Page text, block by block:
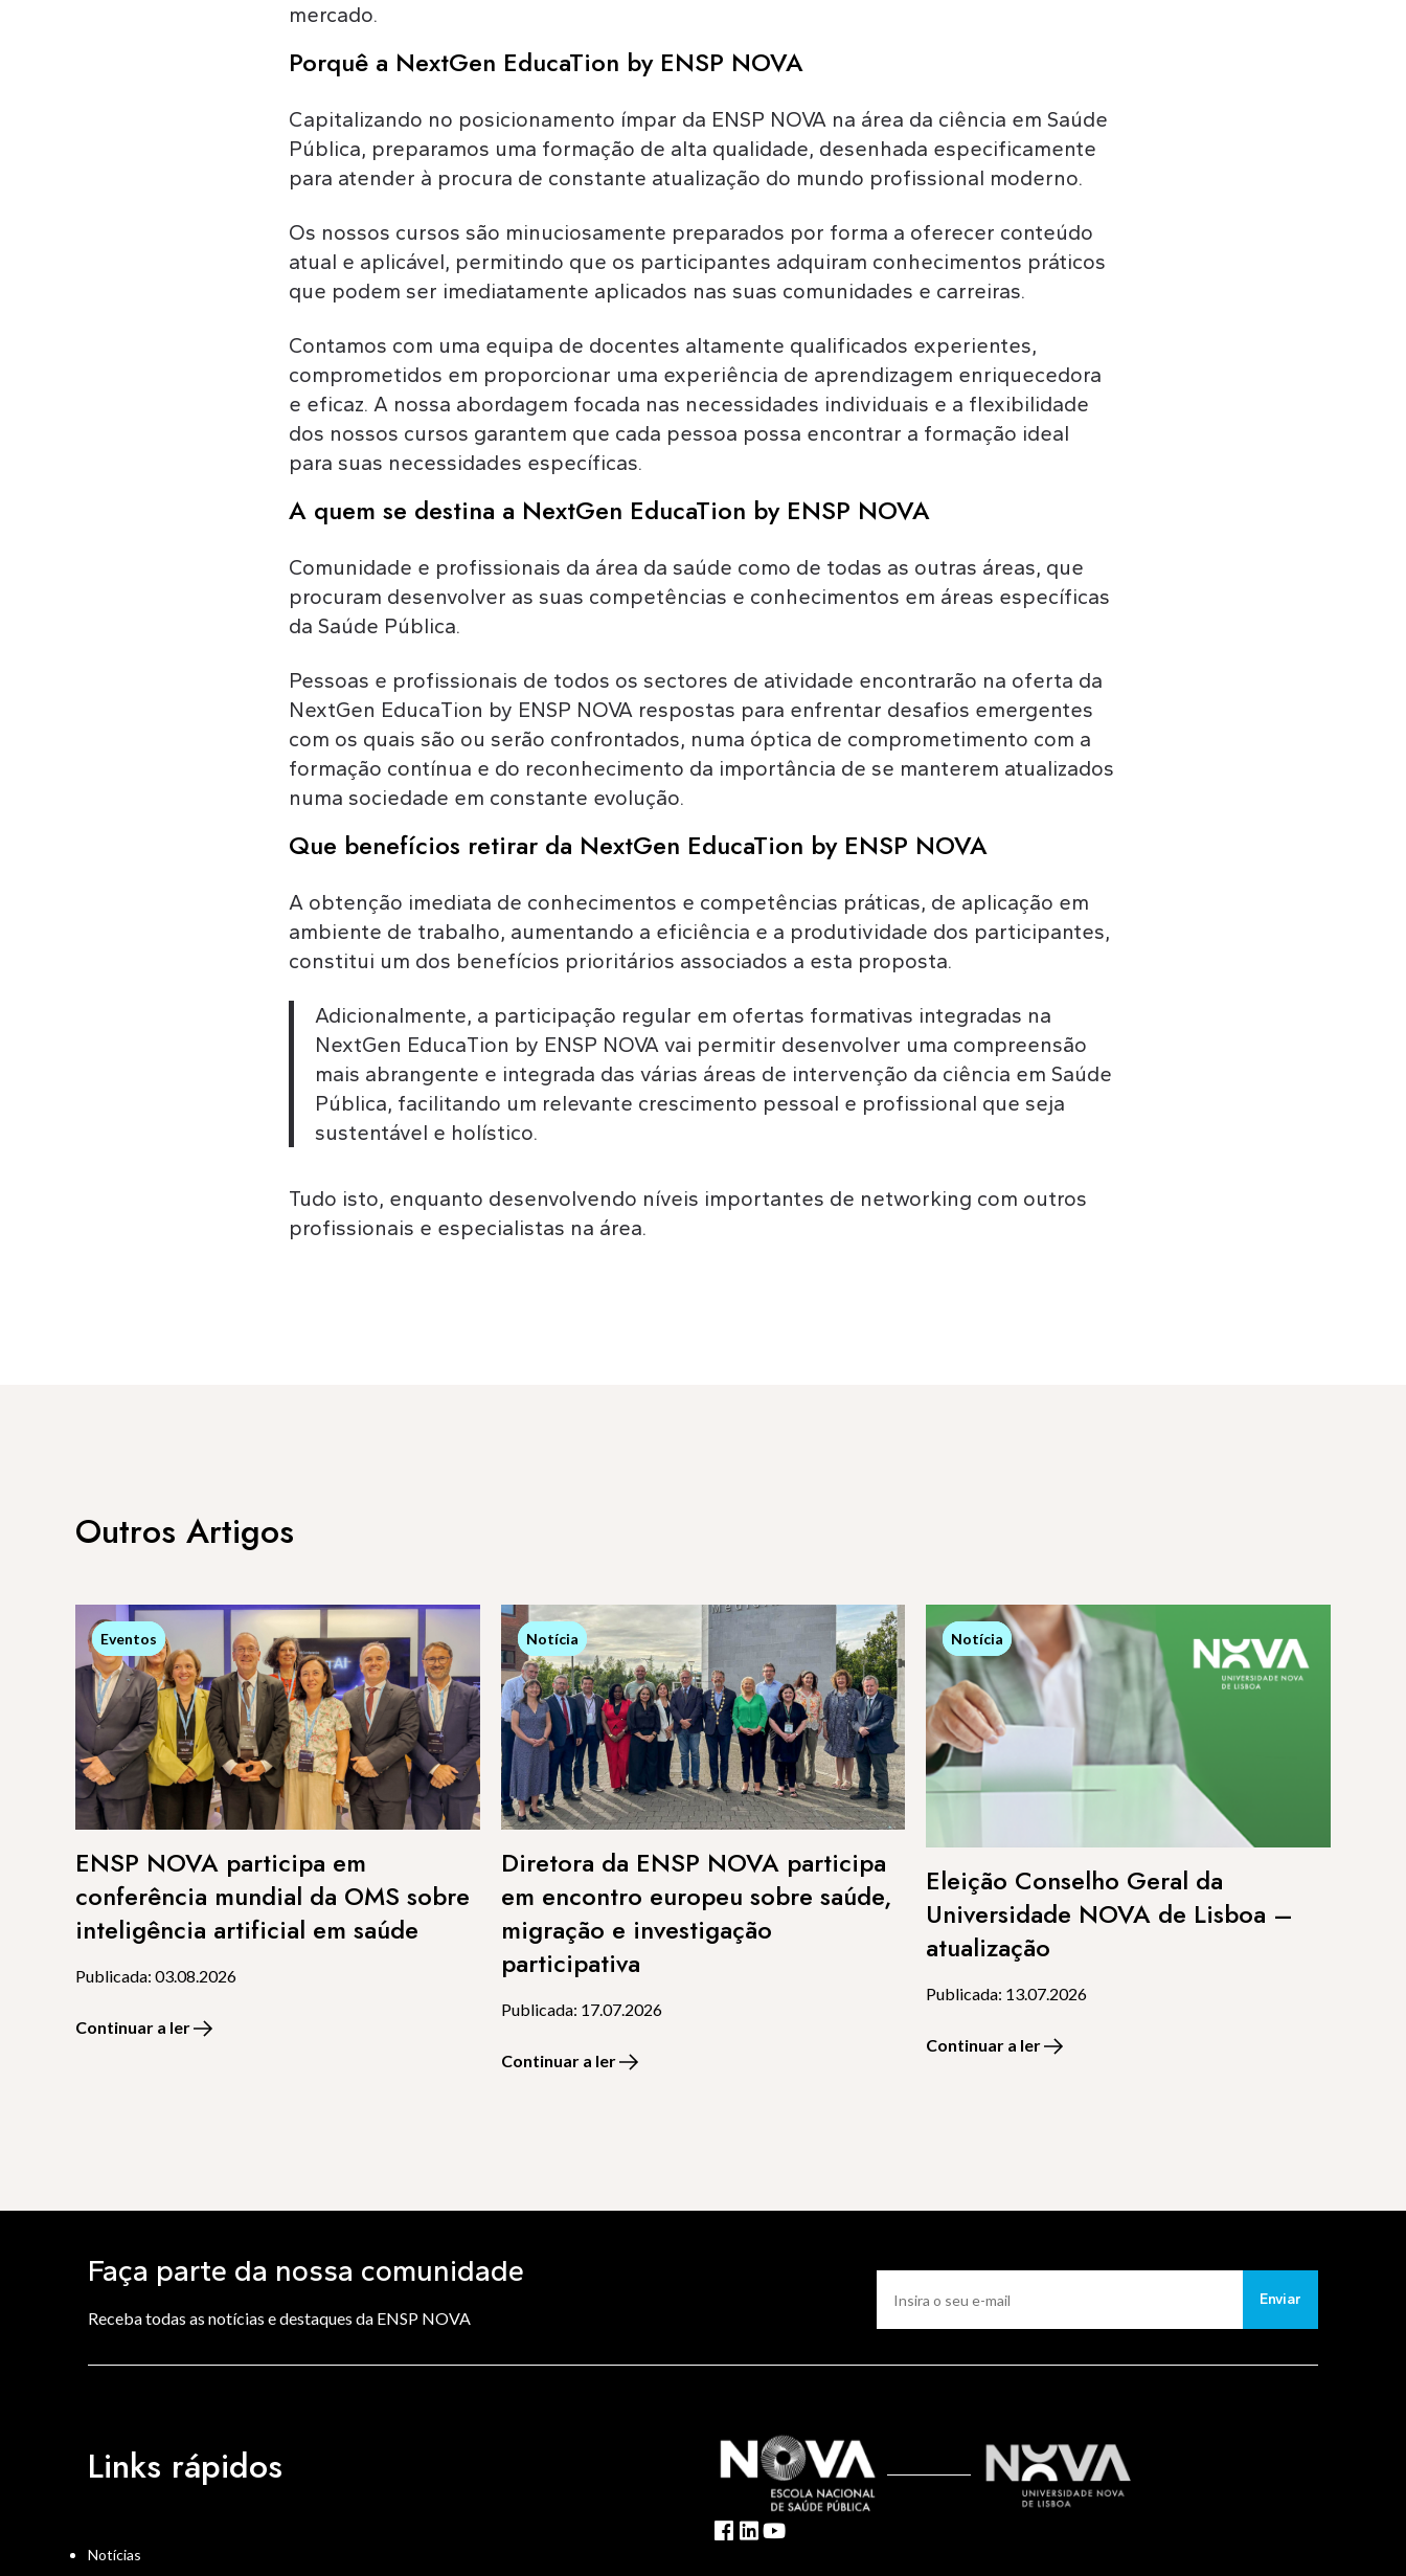
mercado.
Porquê a NextGen EducaTion by ENSP NOVA
Capitalizando no posicionamento ímpar da ENSP NOVA na área da ciência em Saúde
Pública, preparamos uma formação de alta qualidade, desenhada especificamente
para atender à procura de constante atualização do mundo profissional moderno.
Os nossos cursos são minuciosamente preparados por forma a oferecer conteúdo
atual e aplicável, permitindo que os participantes adquiram conhecimentos práticos
que podem ser imediatamente aplicados nas suas comunidades e carreiras.
Contamos com uma equipa de docentes altamente qualificados experientes,
comprometidos em proporcionar uma experiência de aprendizagem enriquecedora
e eficaz. A nossa abordagem focada nas necessidades individuais e a flexibilidade
dos nossos cursos garantem que cada pessoa possa encontrar a formação ideal
para suas necessidades específicas.
A quem se destina a NextGen EducaTion by ENSP NOVA
Comunidade e profissionais da área da saúde como de todas as outras áreas, que
procuram desenvolver as suas competências e conhecimentos em áreas específicas
da Saúde Pública.
Pessoas e profissionais de todos os sectores de atividade encontrarão na oferta da
NextGen EducaTion by ENSP NOVA respostas para enfrentar desafios emergentes
com os quais são ou serão confrontados, numa óptica de comprometimento com a
formação contínua e do reconhecimento da importância de se manterem atualizados
numa sociedade em constante evolução.
Que benefícios retirar da NextGen EducaTion by ENSP NOVA
A obtenção imediata de conhecimentos e competências práticas, de aplicação em
ambiente de trabalho, aumentando a eficiência e a produtividade dos participantes,
constitui um dos benefícios prioritários associados a esta proposta.
Adicionalmente, a participação regular em ofertas formativas integradas na
NextGen EducaTion by ENSP NOVA vai permitir desenvolver uma compreensão
mais abrangente e integrada das várias áreas de intervenção da ciência em Saúde
Pública, facilitando um relevante crescimento pessoal e profissional que seja
sustentável e holístico.
Tudo isto, enquanto desenvolvendo níveis importantes de networking com outros
profissionais e especialistas na área.
Outros Artigos
Eventos
Eventos
ENSP NOVA participa em
conferência mundial da OMS sobre
inteligência artificial em saúde
Publicada: 03.08.2026
Continuar a ler
Notícia
Notícia
Diretora da ENSP NOVA participa
em encontro europeu sobre saúde,
migração e investigação
participativa
Publicada: 17.07.2026
Continuar a ler
Notícia
Notícia
Eleição Conselho Geral da
Universidade NOVA de Lisboa –
atualização
Publicada: 13.07.2026
Continuar a ler
Faça parte da nossa comunidade
Receba todas as notícias e destaques da ENSP NOVA
Enviar
Links rápidos
Notícias